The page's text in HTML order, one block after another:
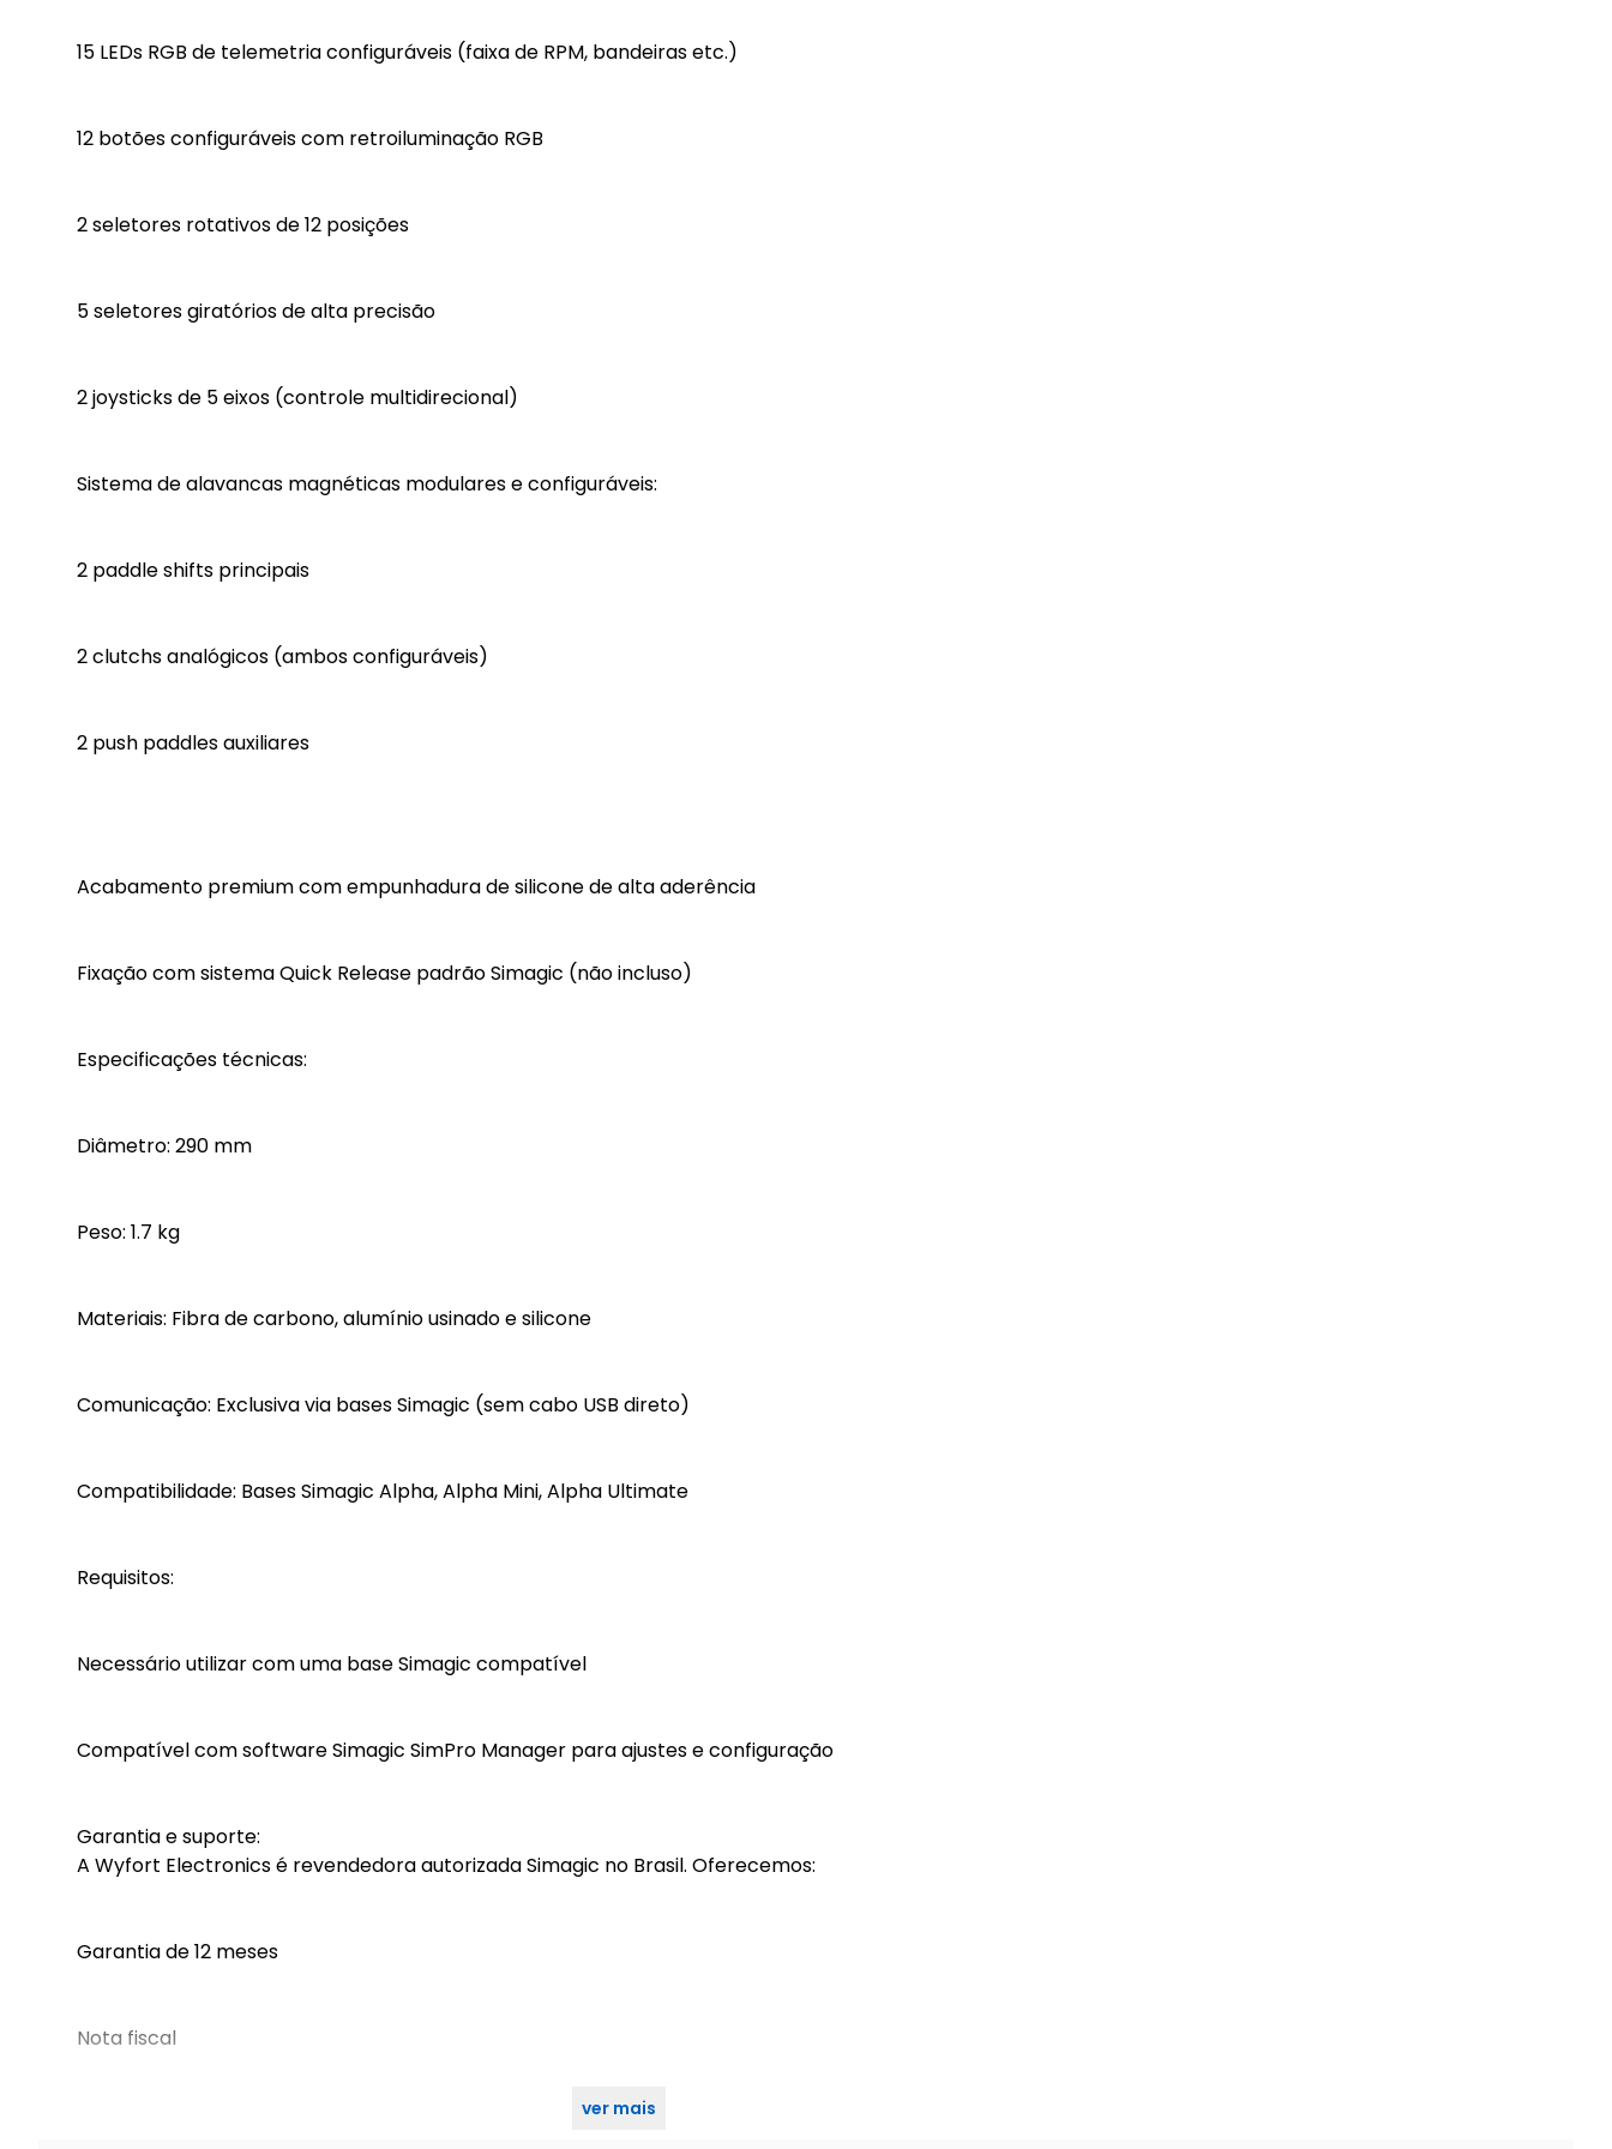
15 LEDs RGB de telemetria configuráveis (faixa de RPM, bandeiras etc.)
12 botões configuráveis com retroiluminação RGB
2 seletores rotativos de 12 posições
5 seletores giratórios de alta precisão
2 joysticks de 5 eixos (controle multidirecional)
Sistema de alavancas magnéticas modulares e configuráveis:
2 paddle shifts principais
2 clutchs analógicos (ambos configuráveis)
2 push paddles auxiliares
Acabamento premium com empunhadura de silicone de alta aderência
Fixação com sistema Quick Release padrão Simagic (não incluso)
Especificações técnicas:
Diâmetro: 290 mm
Peso: 1.7 kg
Materiais: Fibra de carbono, alumínio usinado e silicone
Comunicação: Exclusiva via bases Simagic (sem cabo USB direto)
Compatibilidade: Bases Simagic Alpha, Alpha Mini, Alpha Ultimate
Requisitos:
Necessário utilizar com uma base Simagic compatível
Compatível com software Simagic SimPro Manager para ajustes e configuração
Garantia e suporte:
A Wyfort Electronics é revendedora autorizada Simagic no Brasil. Oferecemos:
Garantia de 12 meses
Nota fiscal
ver mais